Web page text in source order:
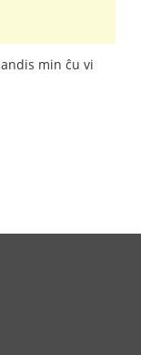
min ĉu vi